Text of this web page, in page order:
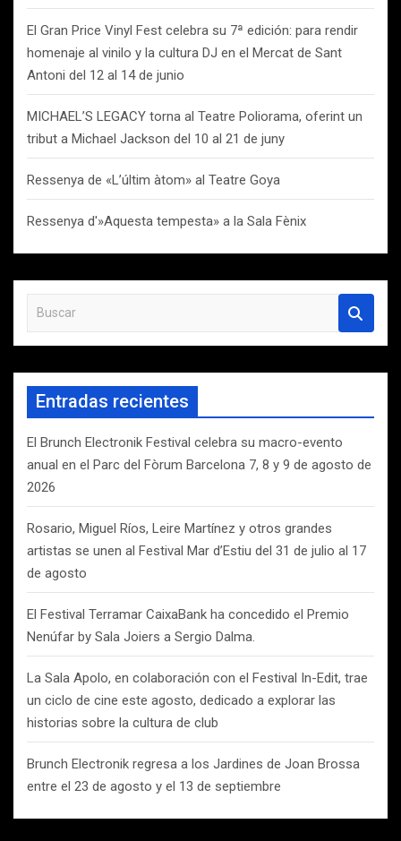
El Gran Price Vinyl Fest celebra su 7ª edición: para rendir
homenaje al vinilo y la cultura DJ en el Mercat de Sant
Antoni del 12 al 14 de junio
MICHAEL’S LEGACY torna al Teatre Poliorama, oferint un
tribut a Michael Jackson del 10 al 21 de juny
Ressenya de «L’últim àtom» al Teatre Goya
Ressenya d'»Aquesta tempesta» a la Sala Fènix
s
c
r
Entradas recientes
El Brunch Electronik Festival celebra su macro-evento
anual en el Parc del Fòrum Barcelona 7, 8 y 9 de agosto de
2026
Rosario, Miguel Ríos, Leire Martínez y otros grandes
artistas se unen al Festival Mar d’Estiu del 31 de julio al 17
de agosto
El Festival Terramar CaixaBank ha concedido el Premio
Nenúfar by Sala Joiers a Sergio Dalma.
La Sala Apolo, en colaboración con el Festival In-Edit, trae
un ciclo de cine este agosto, dedicado a explorar las
historias sobre la cultura de club
Brunch Electronik regresa a los Jardines de Joan Brossa
entre el 23 de agosto y el 13 de septiembre